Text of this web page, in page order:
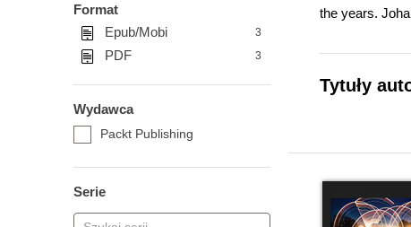
Format
Epub/Mobi
3
PDF 3
Wydawca
Packt Publishing
Serie
the years.
Tytuły